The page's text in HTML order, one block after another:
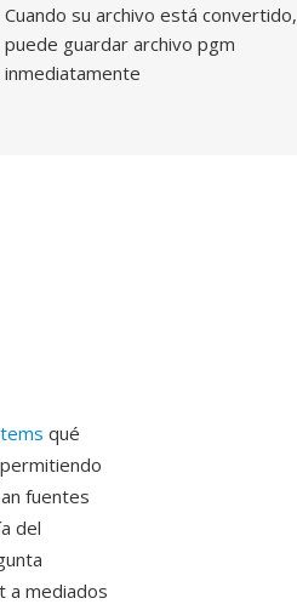
Cuando su archivo está convertido,
puede guardar archivo pgm
inmediatamente
qué
fuentes
del
a mediados